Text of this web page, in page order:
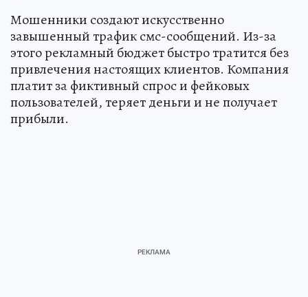
Мошенники создают искусственно
завышенный трафик смс-сообщений. Из-за
этого рекламный бюджет быстро тратится без
привлечения настоящих клиентов. Компания
платит за фиктивный спрос и фейковых
пользователей, теряет деньги и не получает
прибыли.